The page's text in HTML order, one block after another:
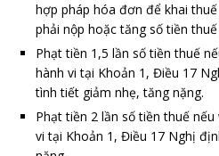
hợp pháp hóa đơn để khai
phải nộp hoặc tăng số tiền
Phạt tiền 1,5 lần số tiền thuế
hành vi tại Khoản 1, Điều 17
tình tiết giảm nhẹ, tăng nặng.
Phạt tiền 2 lần số tiền thuế
vi tại Khoản 1, Điều 17 Nghị